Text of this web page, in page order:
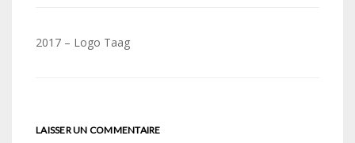
Navigation
2017 – Logo Taag
LAISSER UN COMMENTAIRE